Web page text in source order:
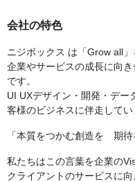
会社の特色
ニジボックス は「Grow all」
企業やサービスの成長に向
です。
UI UXデザイン・開発・デー
客様のビジネスに伴走してい
「本質をつかむ創造を 期待
私たちはこの言葉を企業の
クライアントのサービスに